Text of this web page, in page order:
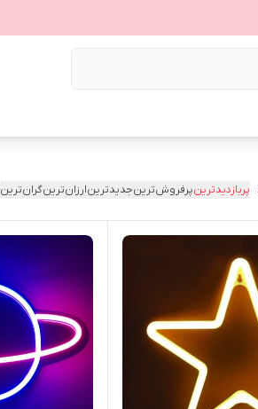
پربازدیدترینپرفروش‌ترینجدیدترینارزان‌ترینگران‌ترین